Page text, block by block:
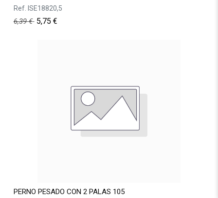
Ref. ISE18820,5
6,39€ 5,75 €
PERNO PESADO CON 2 PALAS 105